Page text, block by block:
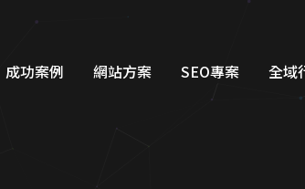
成功案例 網站方案 SEO專案 全域